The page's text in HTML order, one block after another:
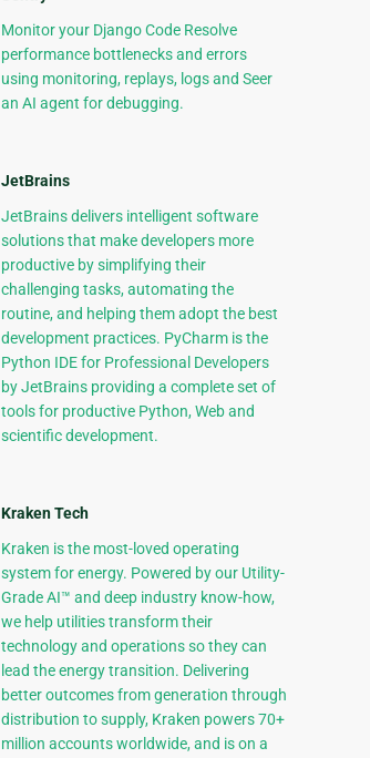
Monitor your Django Code Resolve
performance bottlenecks and errors
using monitoring, replays, logs and Seer
an AI agent for debugging.
JetBrains
JetBrains delivers intelligent software
solutions that make developers more
productive by simplifying their
challenging tasks, automating the
routine, and helping them adopt the best
development practices. PyCharm is the
Python IDE for Professional Developers
by JetBrains providing a complete set of
tools for productive Python, Web and
scientific development.
Kraken Tech
Kraken is the most-loved operating
system for energy. Powered by our Utility-
Grade AI™ and deep industry know-how,
we help utilities transform their
technology and operations so they can
lead the energy transition. Delivering
better outcomes from generation through
distribution to supply, Kraken powers 70+
million accounts worldwide, and is on a